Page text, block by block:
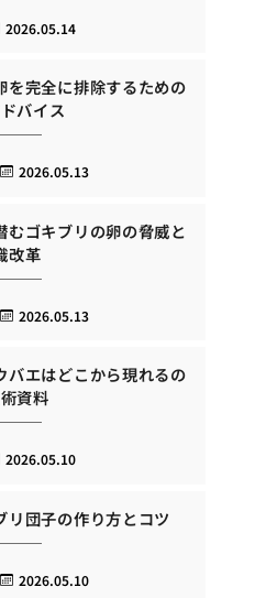
2026.05.14
を完全に排除するための
バイス
2026.05.13
むゴキブリの卵の脅威と
改革
2026.05.13
バエはどこから現れるの
資料
2026.05.10
リ団子の作り方とコツ
2026.05.10